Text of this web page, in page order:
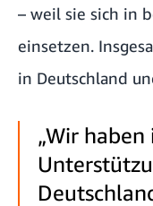
– weil sie sich in
einsetzen.
in Deutschland
„Wir